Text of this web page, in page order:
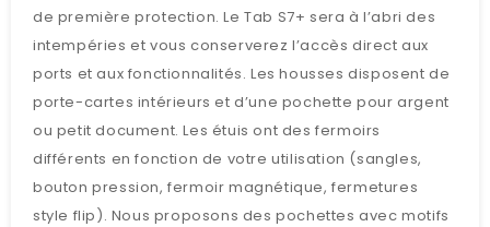
de première protection. Le Tab S7+ sera à l’abri des
intempéries et vous conserverez l’accès direct aux
ports et aux fonctionnalités. Les housses disposent de
porte-cartes intérieurs et d’une pochette pour argent
ou petit document. Les étuis ont des fermoirs
différents en fonction de votre utilisation (sangles,
bouton pression, fermoir magnétique, fermetures
style flip). Nous proposons des pochettes avec motifs